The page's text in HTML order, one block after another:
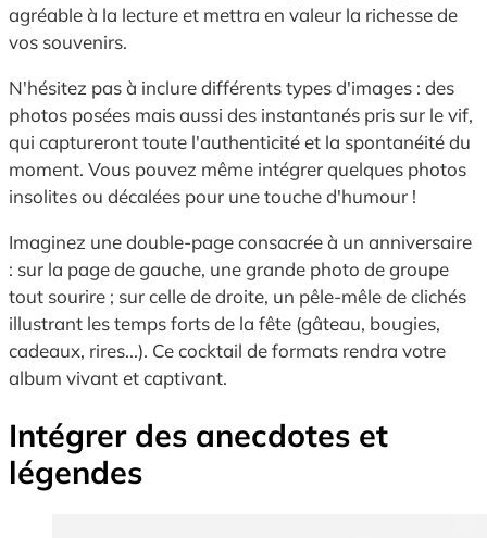
agréable à la lecture et mettra en valeur la richesse de
vos souvenirs.
N'hésitez pas à inclure différents types d'images : des
photos posées mais aussi des instantanés pris sur le vif,
qui captureront toute l'authenticité et la spontanéité du
moment. Vous pouvez même intégrer quelques photos
insolites ou décalées pour une touche d'humour !
Imaginez une double-page consacrée à un anniversaire
: sur la page de gauche, une grande photo de groupe
tout sourire ; sur celle de droite, un pêle-mêle de clichés
illustrant les temps forts de la fête (gâteau, bougies,
cadeaux, rires...). Ce cocktail de formats rendra votre
album vivant et captivant.
Intégrer des anecdotes et
légendes